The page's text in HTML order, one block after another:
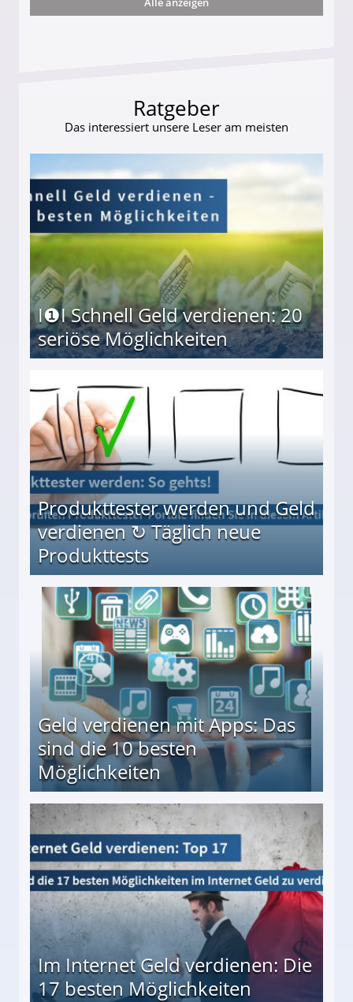
und wie viel?
Ratgeber
Das interessiert unsere Leser am meisten
I❶I Schnell Geld verdienen: 20
seriöse Möglichkeiten
Produkttester werden und Geld
verdienen ↻ Täglich neue
Produkttests
↻ Täglich neue Produkttests
Geld verdienen mit Apps: Das
sind die 10 besten
Möglichkeiten
besten Möglichkeiten
Im Internet Geld verdienen: Die
17 besten Möglichkeiten